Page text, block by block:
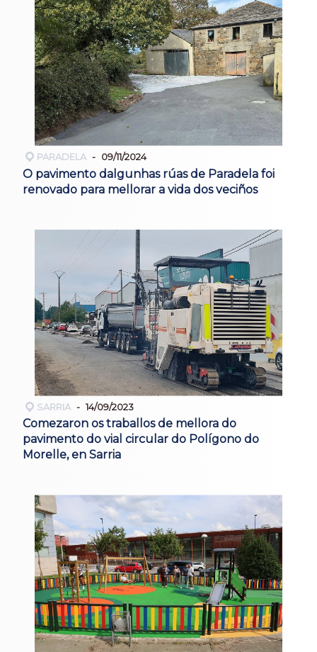
PARADELA 09/11/2024
O pavimento dalgunhas rúas de Paradela foi
renovado para mellorar a vida dos veciños
SARRIA 14/09/2023
Comezaron os traballos de mellora do
pavimento do vial circular do Polígono do
Morelle, en Sarria